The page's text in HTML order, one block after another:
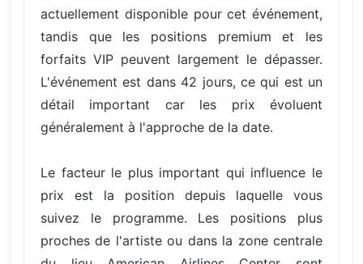
actuellement disponible pour cet événement,
tandis que les positions premium et les
forfaits VIP peuvent largement le dépasser.
L'événement est dans 42 jours, ce qui est un
détail important car les prix évoluent
généralement à l'approche de la date.
Le facteur le plus important qui influence le
prix est la position depuis laquelle vous
suivez le programme. Les positions plus
proches de l'artiste ou dans la zone centrale